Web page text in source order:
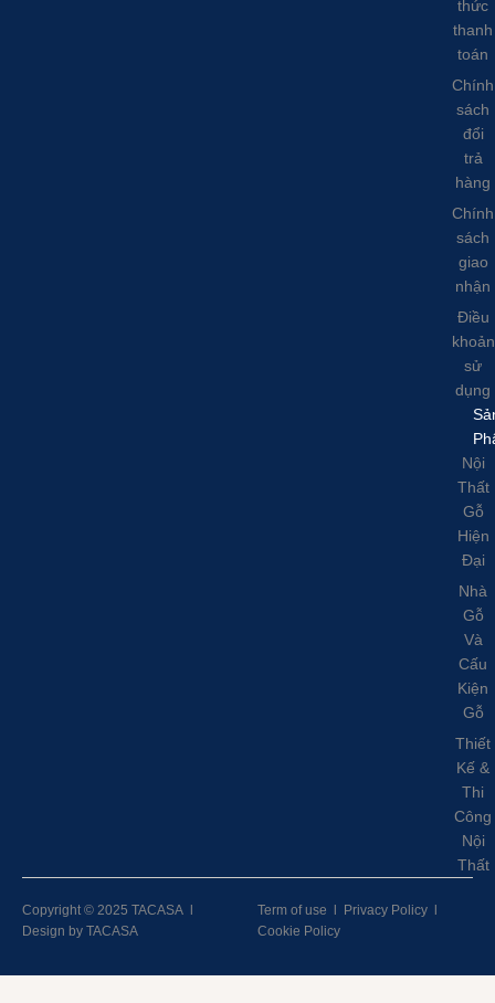
thức
thanh
toán
Chính
sách
đổi
trả
hàng
Chính
sách
giao
nhận
Điều
khoản
sử
dụng
Nội
Thất
Gỗ
Hiện
Đại
Nhà
Gỗ
Và
Cấu
Kiện
Gỗ
Thiết
Kế &
Thi
Công
Nội
Thất
Copyright © 2025 TACASA
Design by TACASA
Term of use Privacy Policy
Cookie Policy